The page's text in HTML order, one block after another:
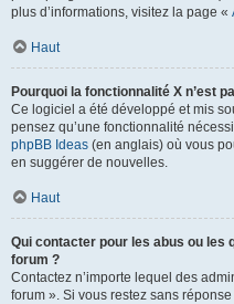
plus d’informations, visitez la page «
Haut
Pourquoi la fonctionnalité X n’est
Ce logiciel a été développé et mis
pensez qu’une fonctionnalité
phpBB Ideas (en anglais) où vous
en suggérer de nouvelles.
Haut
Qui contacter pour les abus ou les
forum ?
Contactez n’importe lequel des
forum ». Si vous restez sans